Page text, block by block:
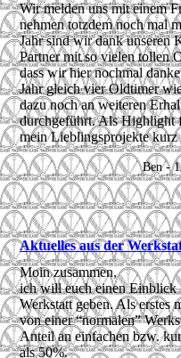
Wir melden uns mit einem
nehmen totzdem noch mal
Jahr sind wir dank unseren
Partner mit so vielen tollen
dass wir hier nochmal
Jahr gleich vier Oldtimer
dazu noch an weiteren
durchgeführt. Als Highlight
mein Lieblingsprojekte
Ben -
Aktuelles aus der
Moin zusammen,
ich will euch einen Einblick
Werkstatt geben. Als erstes
von einer “normalen”
Anteil an einfachen bzw.
als 50%.